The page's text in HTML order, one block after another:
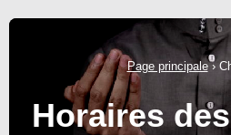
Page principale›
Horaires